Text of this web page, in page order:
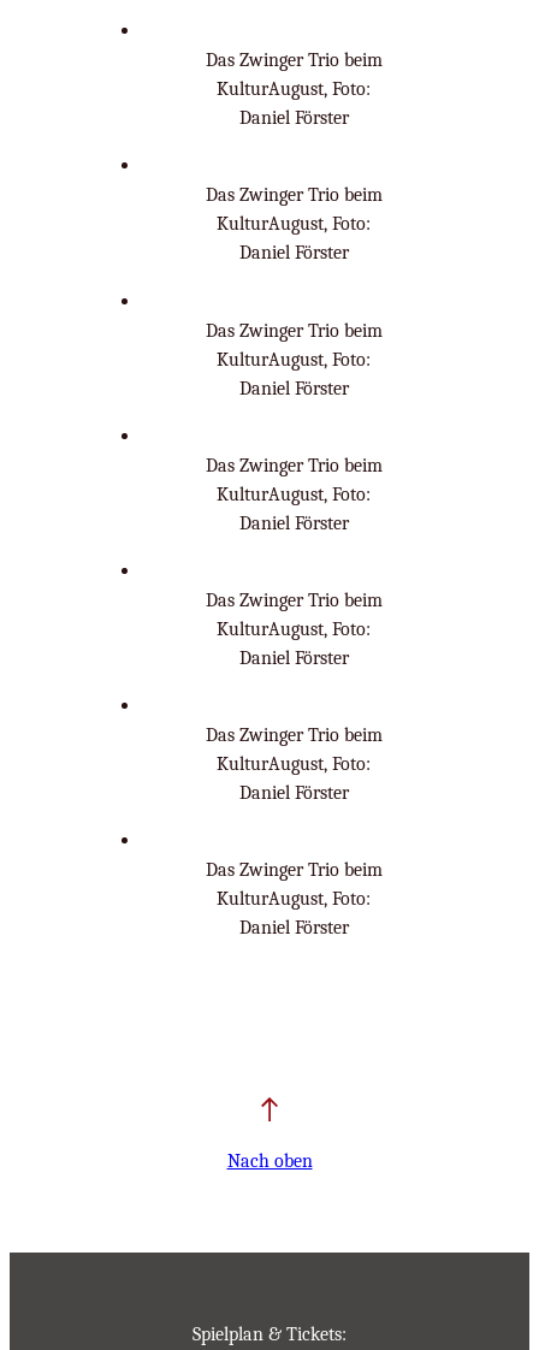
Das Zwinger Trio beim
KulturAugust, Foto:
Daniel Förster
Das Zwinger Trio beim
KulturAugust, Foto:
Daniel Förster
Das Zwinger Trio beim
KulturAugust, Foto:
Daniel Förster
Das Zwinger Trio beim
KulturAugust, Foto:
Daniel Förster
Das Zwinger Trio beim
KulturAugust, Foto:
Daniel Förster
Das Zwinger Trio beim
KulturAugust, Foto:
Daniel Förster
Das Zwinger Trio beim
KulturAugust, Foto:
Daniel Förster
Nach oben
Spielplan & Tickets: